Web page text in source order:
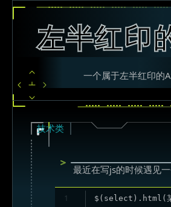
左半红印
一个属于左半红印的
技术类
最近在写js的时候遇见
$(select).html(
1